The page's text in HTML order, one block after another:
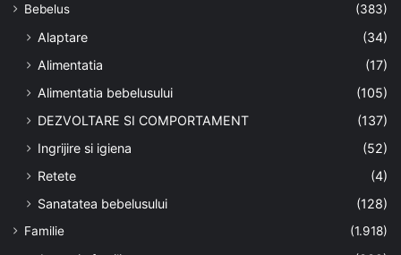
Bebelus (383)
Alaptare
(34)
Alimentatia
(17)
Alimentatia bebelusului
(105)
DEZVOLTARE SI COMPORTAMENT
(137)
Ingrijire si igiena
(52)
Retete
(4)
Sanatatea bebelusului
(128)
Familie (1.918)